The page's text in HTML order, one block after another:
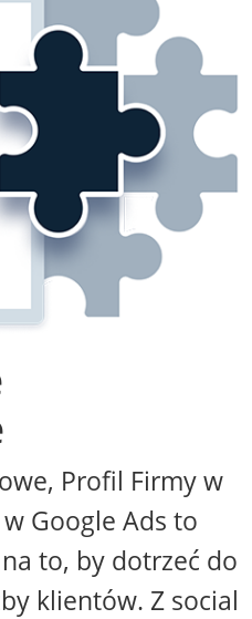
Profil Firmy w
Google Ads to
to, by dotrzeć do
klientów. Z social